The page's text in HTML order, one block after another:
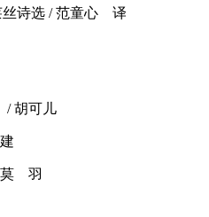
诗选 / 范童心 译
胡可儿
羽